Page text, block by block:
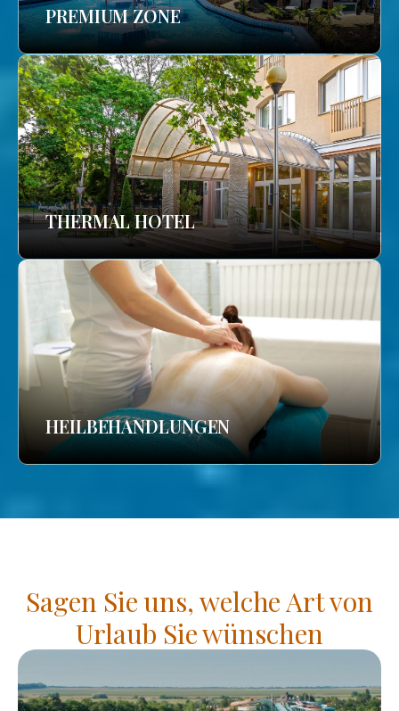
PREMIUM ZONE
THERMAL HOTEL
HEILBEHANDLUNGEN
Sagen Sie uns, welche Art von
Urlaub Sie wünschen